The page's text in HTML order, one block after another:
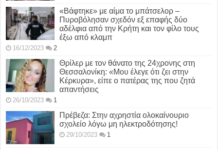
«Βάφτηκε» με αίμα το μπάτσελορ –
Πυροβόλησαν σχεδόν εξ επαφής δύο
αδέλφια από την Κρήτη και τον φίλο τους
έξω από κλαμπ
16/12/2023 2
Θρίλερ με τον θάνατο της 24χρονης στη
Θεσσαλονίκη: «Μου έλεγε ότι ζει στην
Κέρκυρα», είπε ο πατέρας της που ζητά
απαντήσεις
26/10/2023 1
Πρέβεζα: Στην αχρηστία ολοκαίνουριο
σχολείο λόγω μη ηλεκτροδότησης!
29/10/2023 1